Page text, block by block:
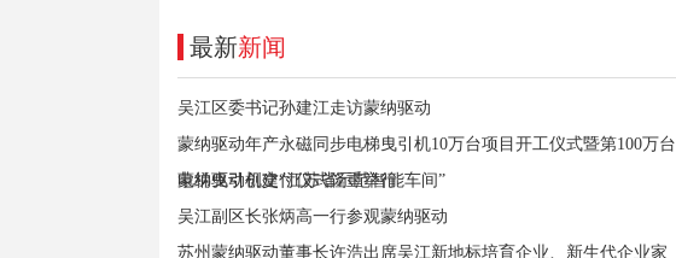
最新新闻
吴江区委书记孙建江走访蒙纳驱动
蒙纳驱动年产永磁同步电梯曳引机10万台项目开工仪式暨第100万台
电梯曳引机交付仪式隆重举行
蒙纳驱动创建“江苏省示范智能车间”
吴江副区长张炳高一行参观蒙纳驱动
苏州蒙纳驱动董事长许浩出席吴江新地标培育企业、新生代企业家